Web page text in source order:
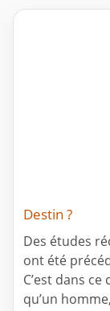
Destin ?
Des études
ont été
C’est dans
qu’un